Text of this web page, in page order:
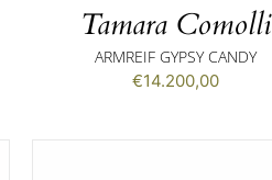
Tamara Comolli
ARMREIF GYPSY CANDY
€14.200,00